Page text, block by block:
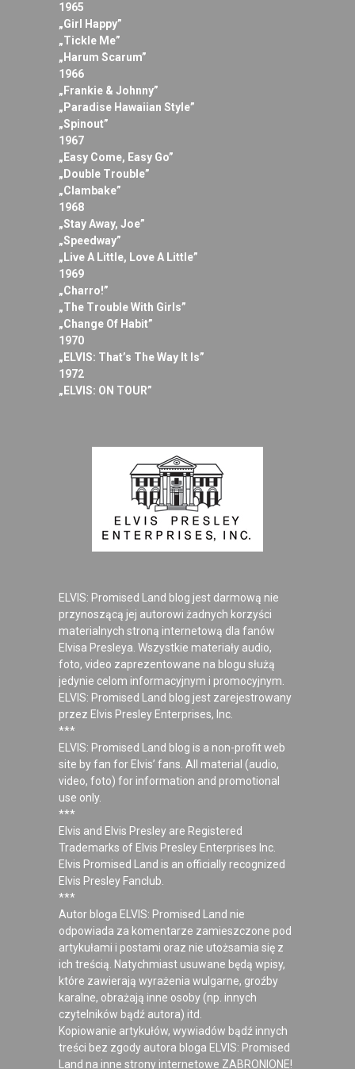
1965
„Girl Happy”
„Tickle Me”
„Harum Scarum”
1966
„Frankie & Johnny”
„Paradise Hawaiian Style”
„Spinout”
1967
„Easy Come, Easy Go”
„Double Trouble”
„Clambake”
1968
„Stay Away, Joe”
„Speedway”
„Live A Little, Love A Little”
1969
„Charro!”
„The Trouble With Girls”
„Change Of Habit”
1970
„ELVIS: That’s The Way It Is”
1972
„ELVIS: ON TOUR”
ELVIS: Promised Land blog jest darmową nie
przynoszącą jej autorowi żadnych korzyści
materialnych stroną internetową dla fanów
Elvisa Presleya. Wszystkie materiały audio,
foto, video zaprezentowane na blogu służą
jedynie celom informacyjnym i promocyjnym.
ELVIS: Promised Land blog jest zarejestrowany
przez Elvis Presley Enterprises, Inc.
***
ELVIS: Promised Land blog is a non-profit web
site by fan for Elvis’ fans. All material (audio,
video, foto) for information and promotional
use only.
***
Elvis and Elvis Presley are Registered
Trademarks of Elvis Presley Enterprises Inc.
Elvis Promised Land is an officially recognized
Elvis Presley Fanclub.
***
Autor bloga ELVIS: Promised Land nie
odpowiada za komentarze zamieszczone pod
artykułami i postami oraz nie utożsamia się z
ich treścią. Natychmiast usuwane będą wpisy,
które zawierają wyrażenia wulgarne, groźby
karalne, obrażają inne osoby (np. innych
czytelników bądź autora) itd.
Kopiowanie artykułów, wywiadów bądź innych
treści bez zgody autora bloga ELVIS: Promised
Land na inne strony internetowe ZABRONIONE!